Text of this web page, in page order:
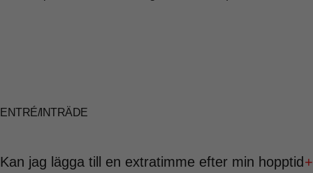
ENTRÉ/INTRÄDE
Kan jag lägga till en extratimme efter min hopptid +